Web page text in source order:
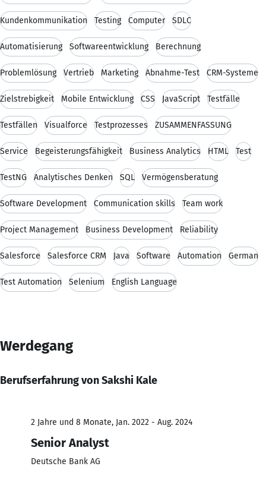
Kundenkommunikation Testing Computer SDLC
Automatisierung Softwareentwicklung Berechnung
Problemlösung Vertrieb Marketing Abnahme-Test CRM-Systeme
Zielstrebigkeit Mobile Entwicklung CSS JavaScript Testfälle
Testfällen Visualforce Testprozesses ZUSAMMENFASSUNG
Service Begeisterungsfähigkeit Business Analytics HTML Test
TestNG Analytisches Denken SQL Vermögensberatung
Software Development Communication skills Team work
Project Management Business Development Reliability
Salesforce Salesforce CRM Java Software Automation German
Test Automation Selenium English Language
Werdegang
Berufserfahrung von Sakshi Kale
2 Jahre und 8 Monate, Jan. 2022 - Aug. 2024
Senior Analyst
Deutsche Bank AG